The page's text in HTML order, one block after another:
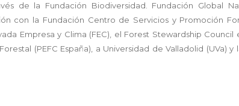
de la Fundación Biodiversidad. Fundación Global
con la Fundación Centro de Servicios y Promoción
Empresa y Clima (FEC), el Forest Stewardship Council
(PEFC España), a Universidad de Valladolid (UVa)